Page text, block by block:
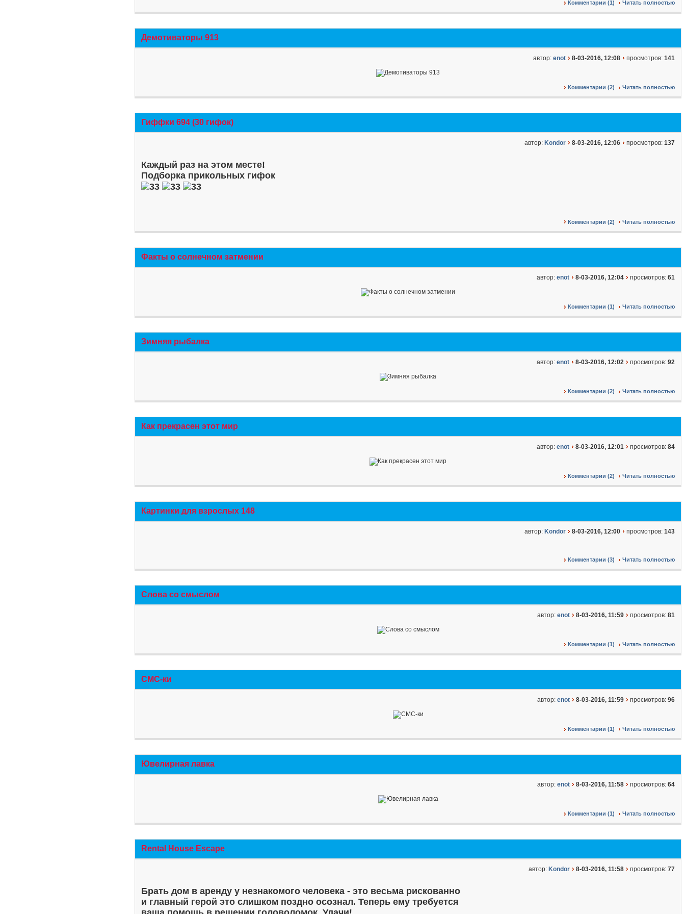
Комментарии (1) Читать полностью
Демотиваторы 913
автор: enot 8-03-2016, 12:08 просмотров: 141
Комментарии (2) Читать полностью
Гиффки 694 (30 гифок)
автор: Kondor 8-03-2016, 12:06 просмотров: 137
Каждый раз на этом месте!
Подборка прикольных гифок
Комментарии (2) Читать полностью
Факты о солнечном затмении
автор: enot 8-03-2016, 12:04 просмотров: 61
Комментарии (1) Читать полностью
Зимняя рыбалка
автор: enot 8-03-2016, 12:02 просмотров: 92
Комментарии (2) Читать полностью
Как прекрасен этот мир
автор: enot 8-03-2016, 12:01 просмотров: 84
Комментарии (2) Читать полностью
Картинки для взрослых 148
автор: Kondor 8-03-2016, 12:00 просмотров: 143
Комментарии (3) Читать полностью
Слова со смыслом
автор: enot 8-03-2016, 11:59 просмотров: 81
Комментарии (1) Читать полностью
СМС-ки
автор: enot 8-03-2016, 11:59 просмотров: 96
Комментарии (1) Читать полностью
Ювелирная лавка
автор: enot 8-03-2016, 11:58 просмотров: 64
Комментарии (1) Читать полностью
Rental House Escape
автор: Kondor 8-03-2016, 11:58 просмотров: 77
Брать дом в аренду у незнакомого человека - это весьма рискованно
и главный герой это слишком поздно осознал. Теперь ему требуется